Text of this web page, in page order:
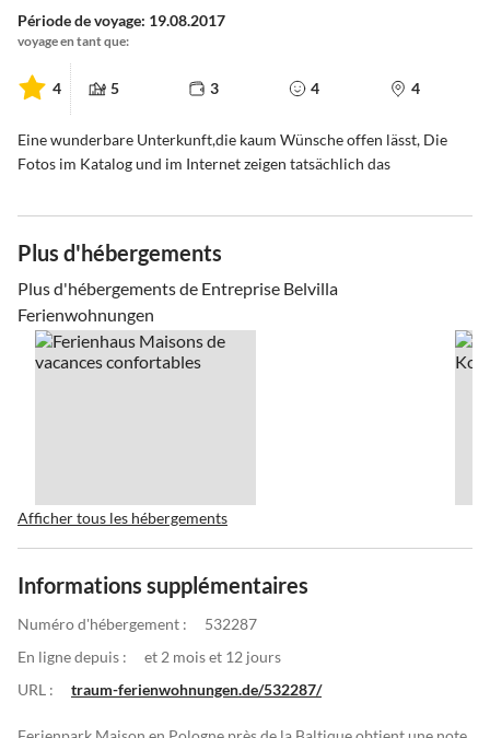
Période de voyage: 19.08.2017
voyage en tant que:
4 5 3 4 4
Eine wunderbare Unterkunft,die kaum Wünsche offen lässt, Die
Fotos im Katalog und im Internet zeigen tatsächlich das
Plus d'hébergements
Plus d'hébergements de Entreprise Belvilla
Ferienwohnungen
Afficher tous les hébergements
Informations supplémentaires
Numéro d'hébergement :
532287
En ligne depuis :
et 2 mois et 12 jours
URL :
traum-ferienwohnungen.de/532287/